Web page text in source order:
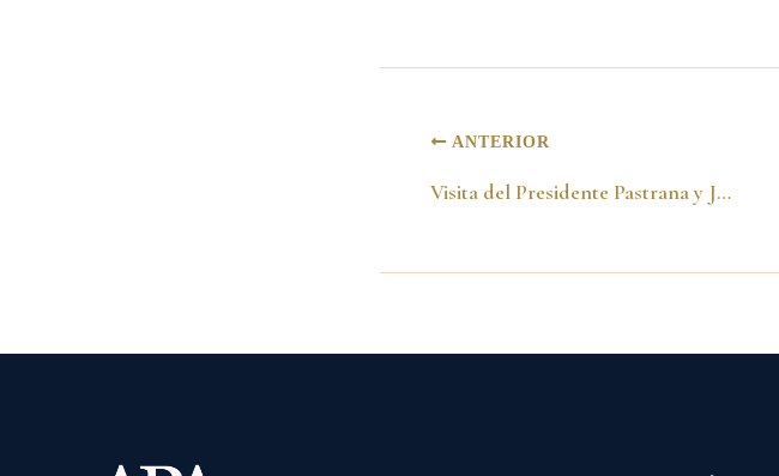
ANTERIOR
Visita del Presidente Pastrana y John Mica al Eje Cafetero -15 de febrero de 1999-